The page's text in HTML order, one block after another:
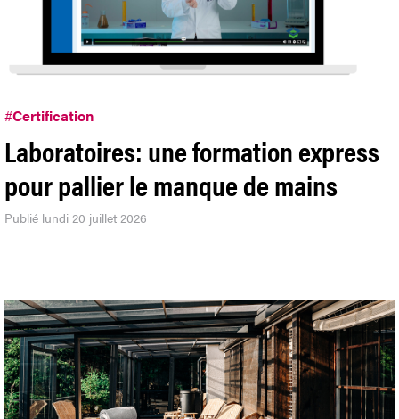
#Certification
Laboratoires: une formation express
pour pallier le manque de mains
Publié lundi 20 juillet 2026